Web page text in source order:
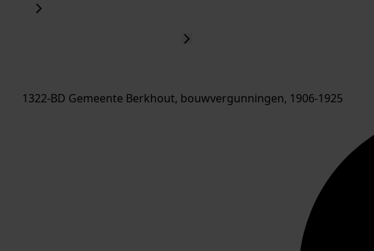
1322-BD Gemeente Berkhout, bouwvergunningen, 1906-1925